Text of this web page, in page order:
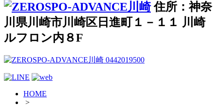
住所：神奈
川県川崎市川崎区日進町１－１１ 川崎
ルフロン内８F
HOME
>